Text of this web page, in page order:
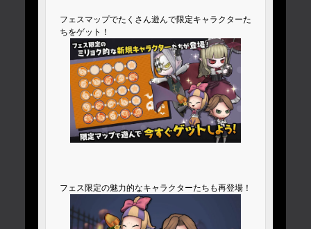
フェスマップでたくさん遊んで限定キャラクターた
ちをゲット！
フェス限定の魅力的なキャラクターたちも再登場！